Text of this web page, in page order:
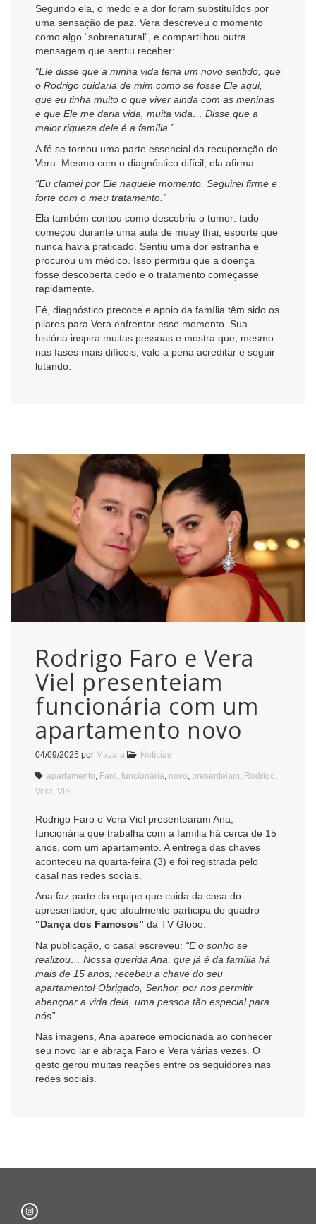
Segundo ela, o medo e a dor foram substituídos por
uma sensação de paz. Vera descreveu o momento
como algo “sobrenatural”, e compartilhou outra
mensagem que sentiu receber:
“Ele disse que a minha vida teria um novo sentido, que
o Rodrigo cuidaria de mim como se fosse Ele aqui,
que eu tinha muito o que viver ainda com as meninas
e que Ele me daria vida, muita vida… Disse que a
maior riqueza dele é a família.”
A fé se tornou uma parte essencial da recuperação de
Vera. Mesmo com o diagnóstico difícil, ela afirma:
“Eu clamei por Ele naquele momento. Seguirei firme e
forte com o meu tratamento.”
Ela também contou como descobriu o tumor: tudo
começou durante uma aula de muay thai, esporte que
nunca havia praticado. Sentiu uma dor estranha e
procurou um médico. Isso permitiu que a doença
fosse descoberta cedo e o tratamento começasse
rapidamente.
Fé, diagnóstico precoce e apoio da família têm sido os
pilares para Vera enfrentar esse momento. Sua
história inspira muitas pessoas e mostra que, mesmo
nas fases mais difíceis, vale a pena acreditar e seguir
lutando.
Rodrigo Faro e Vera
Viel presenteiam
funcionária com um
apartamento novo
04/09/2025 por Mayara Notícias
apartamento Faro funcionária novo presenteiam Rodrigo
Vera Viel
Rodrigo Faro e Vera Viel presentearam Ana,
funcionária que trabalha com a família há cerca de 15
anos, com um apartamento. A entrega das chaves
aconteceu na quarta-feira (3) e foi registrada pelo
casal nas redes sociais.
Ana faz parte da equipe que cuida da casa do
apresentador, que atualmente participa do quadro
“Dança dos Famosos” da TV Globo.
Na publicação, o casal escreveu: “E o sonho se
realizou… Nossa querida Ana, que já é da família há
mais de 15 anos, recebeu a chave do seu
apartamento! Obrigado, Senhor, por nos permitir
abençoar a vida dela, uma pessoa tão especial para
nós”
Nas imagens, Ana aparece emocionada ao conhecer
seu novo lar e abraça Faro e Vera várias vezes. O
gesto gerou muitas reações entre os seguidores nas
redes sociais.